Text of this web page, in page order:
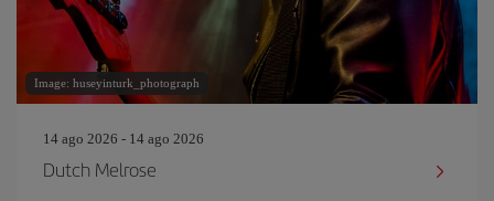
Image: huseyinturk_photograph
14 ago 2026 - 14 ago 2026
Dutch Melrose